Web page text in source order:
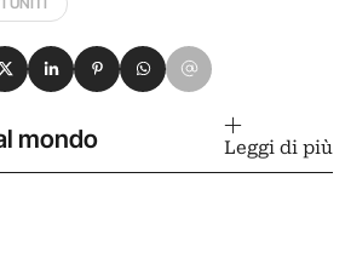
su Facebook
su X
Condividi su LinkedIn
Condividi su Pinterest
Condividi su WhatsApp
Condividi su Email
mondo Leggi di più